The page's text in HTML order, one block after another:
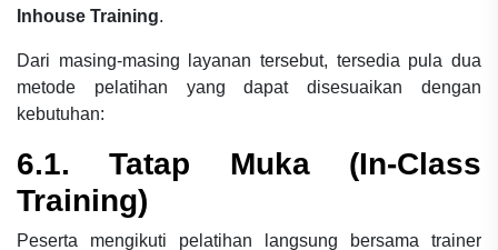
Inhouse Training.
Dari masing-masing layanan tersebut, tersedia pula dua
metode pelatihan yang dapat disesuaikan dengan
kebutuhan:
6.1. Tatap Muka (In-Class
Training)
Peserta mengikuti pelatihan langsung bersama trainer